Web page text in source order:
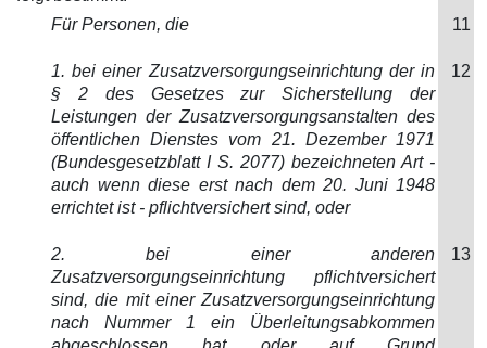
Für Personen, die 11
1. bei einer Zusatzversorgungseinrichtung der in
§ 2 des Gesetzes zur Sicherstellung der
Leistungen der Zusatzversorgungsanstalten des
öffentlichen Dienstes vom 21. Dezember 1971
(Bundesgesetzblatt I S. 2077) bezeichneten Art -
auch wenn diese erst nach dem 20. Juni 1948
errichtet ist - pflichtversichert sind, oder
12
2. bei einer anderen
Zusatzversorgungseinrichtung pflichtversichert
sind, die mit einer Zusatzversorgungseinrichtung
nach Nummer 1 ein Überleitungsabkommen
13